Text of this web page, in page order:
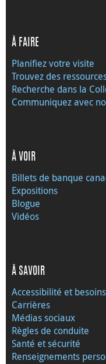
À FAIRE
Planifiez votre visite
Trouvez des
Recherche dans la
Communiquez avec
À VOIR
Billets de banque
Expositions
Blogue
Vidéos
À SAVOIR
Accessibilité et
Carrières
Médias sociaux
Règles de conduite
Santé et sécurité
Renseignements